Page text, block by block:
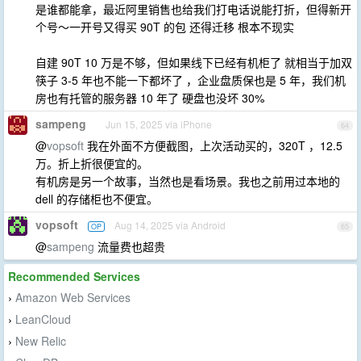
是谁都能拿，最近阿里销售也给我们打电话说能打折，但得新开
个号～一开号又得买 90T 的包 还得迁移 根本不现实
自建 90T 10 万是不够，但如果线下已经有机柜了 就相当于加双
筷子 3-5 年也不能一下都坏了 ，企业盘质保也是 5 年，我们机
房也有托管的服务器 10 年了 硬盘也没坏 30%
64
sampeng Jun 15, 2025 via iPhone
@vopsoft 我在外面不方便截图，上次活动买的，320T ，12.5
万。折上折很便宜的。
有机房是另一个故事，当然也是看场景。我也之前用过本地的
dell 的存储柜也不便宜。
65
vopsoft OP Aug 14, 2025 via Android
@sampeng 流量费也超贵
Recommended Services
› Amazon Web Services
› LeanCloud
› New Relic